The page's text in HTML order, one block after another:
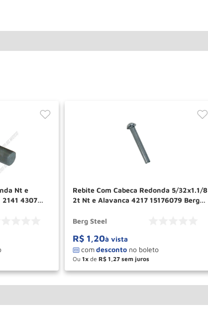
Nt e
4307
Rebite Com Cabeca Redonda 5/32x1.1/8
2t Nt e Alavanca 4217 15176079 Berg
Berg Steel
R$ 1,20à vista
Ou 1 de R$ 1 27
＋
－ COMPRAR